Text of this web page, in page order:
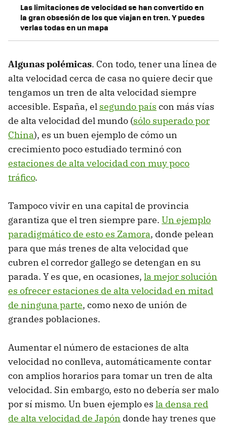
Las limitaciones de velocidad se han convertido en
la gran obsesión de los que viajan en tren. Y puedes
verlas todas en un mapa
Algunas polémicas. Con todo, tener una línea de
alta velocidad cerca de casa no quiere decir que
tengamos un tren de alta velocidad siempre
accesible. España, el segundo país con más vías
de alta velocidad del mundo (sólo superado por
China), es un buen ejemplo de cómo un
crecimiento poco estudiado terminó con
estaciones de alta velocidad con muy poco
tráfico.
Tampoco vivir en una capital de provincia
garantiza que el tren siempre pare. Un ejemplo
paradigmático de esto es Zamora, donde pelean
para que más trenes de alta velocidad que
cubren el corredor gallego se detengan en su
parada. Y es que, en ocasiones, la mejor solución
es ofrecer estaciones de alta velocidad en mitad
de ninguna parte, como nexo de unión de
grandes poblaciones.
Aumentar el número de estaciones de alta
velocidad no conlleva, automáticamente contar
con amplios horarios para tomar un tren de alta
velocidad. Sin embargo, esto no debería ser malo
por sí mismo. Un buen ejemplo es la densa red
de alta velocidad de Japón donde hay trenes que